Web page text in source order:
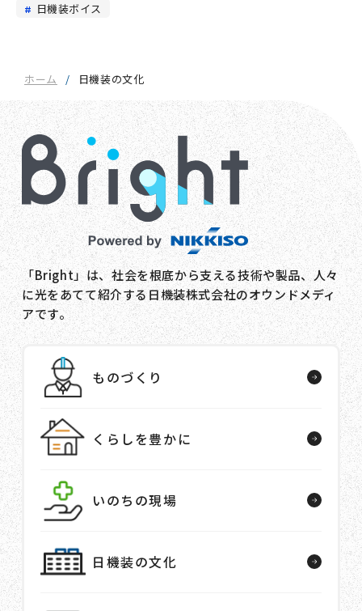
日機装ボイス
ホーム 日機装の文化
「Bright」は、社会を根底から支える技術や製品、人々
に光をあてて紹介する日機装株式会社のオウンドメディ
アです。
ものづくり
くらしを豊かに
いのちの現場
日機装の文化